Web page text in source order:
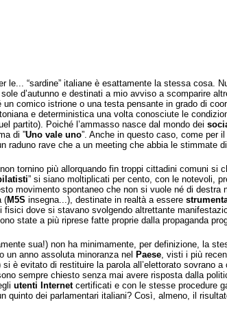
le... “sardine” italiane è esattamente la stessa cosa.
d’autunno e destinati a mio avviso a scomparire
comico istrione o una testa pensante in grado di
e deterministica una volta conosciute le
partito). Poiché l’ammasso nasce dal mondo dei
di ”Uno vale uno”. Anche in questo caso, come per il
rave che a un meeting che abbia le stimmate
tornino più allorquando fin troppi cittadini comuni
” si siano moltiplicati per cento, con le notevoli,
movimento spontaneo che non si vuole né di
(M5S insegna...), destinate in realtà a essere
dove si stavano svolgendo altrettante
state a più riprese fatte proprie dalla propaganda
sua!) non ha minimamente, per definizione, la
un anno assoluta minoranza nel Paese, visti i più
è evitato di restituire la parola all’elettorato
sempre chiesto senza mai avere risposta dalla
utenti Internetcertificati e con le stesse procedure
dei parlamentari italiani? Così, almeno, il